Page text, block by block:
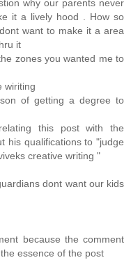
why our parents never
it a lively hood . How so
want to make it a area
it
zones you wanted me to
wiriting
of getting a degree to
this post with the
his qualifications to "judge
creative writing "
dont want our kids
because the comment
essence of the post